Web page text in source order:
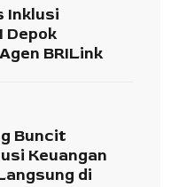
Inklusi
Depok
BRILink
Buncit
Keuangan
di